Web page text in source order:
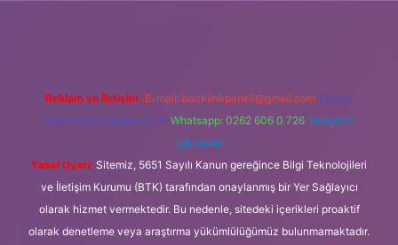
Reklam ve İletişim: E-mail: backlinkpaneli@gmail.com Teams:
forumhizmeti@gmail.com Whatsapp: 0262 606 0 726 Telegram:
@karabul
Yasal Uyarı: Sitemiz, 5651 Sayılı Kanun gereğince Bilgi Teknolojileri
ve İletişim Kurumu (BTK) tarafından onaylanmış bir Yer Sağlayıcı
olarak hizmet vermektedir. Bu nedenle, sitedeki içerikleri proaktif
olarak denetleme veya araştırma yükümlülüğümüz bulunmamaktadır.